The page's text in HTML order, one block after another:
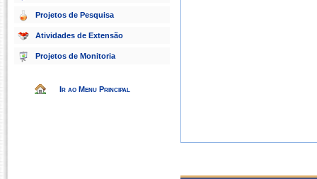
Projetos de Pesquisa
Atividades de Extensão
Projetos de Monitoria
Ir ao Menu Principal